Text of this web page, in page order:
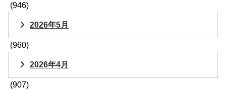
(946)
2026年5月
(960)
2026年4月
(907)